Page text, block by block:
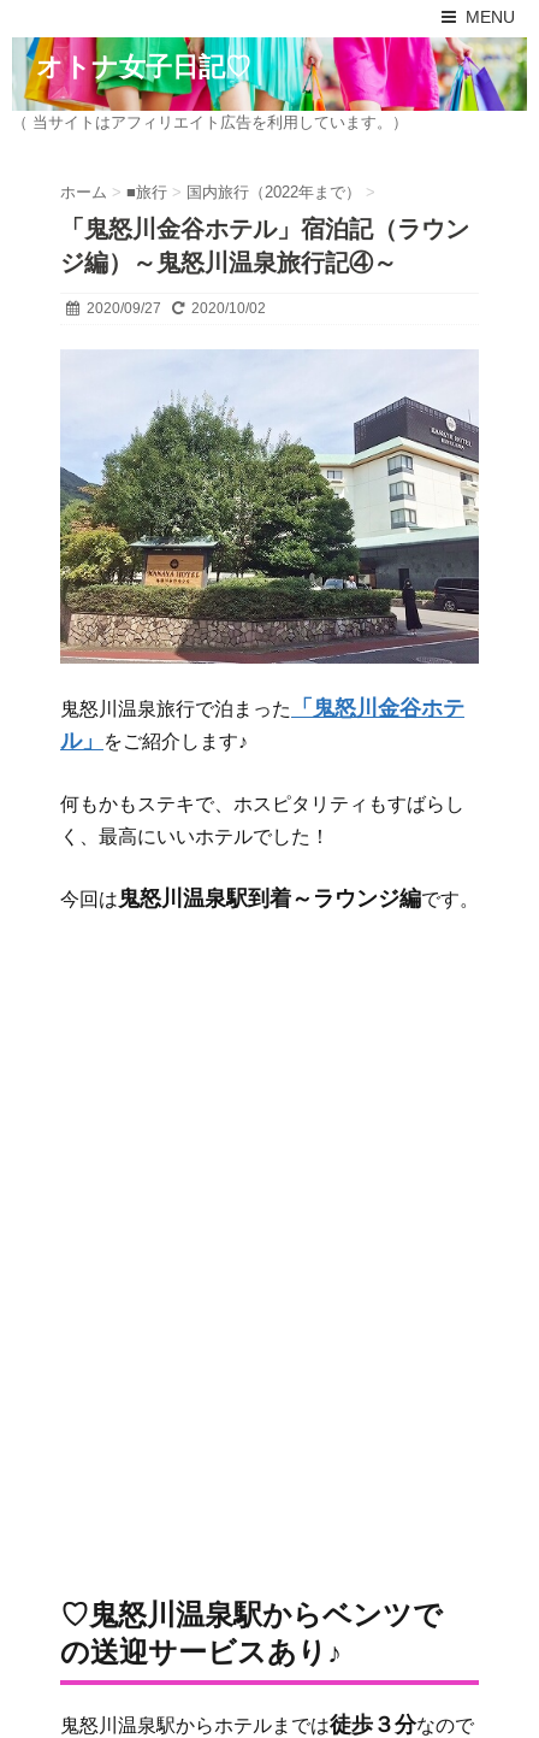
MENU
オトナ女子日記♡
（ 当サイトはアフィリエイト広告を利用しています。）
ホーム > ■旅行 > 国内旅行（2022年まで） >
「鬼怒川金谷ホテル」宿泊記（ラウン
ジ編）～鬼怒川温泉旅行記④～
2020/09/27 2020/10/02
鬼怒川温泉旅行で泊まった
「鬼怒川金谷ホテ
ル」
をご紹介します♪
何もかもステキで、ホスピタリティもすばらし
く、最高にいいホテルでした！
今回は 鬼怒川温泉駅到着～ラウンジ編です。
♡鬼怒川温泉駅からベンツで
の送迎サービスあり♪
鬼怒川温泉駅からホテルまでは徒歩３分なので